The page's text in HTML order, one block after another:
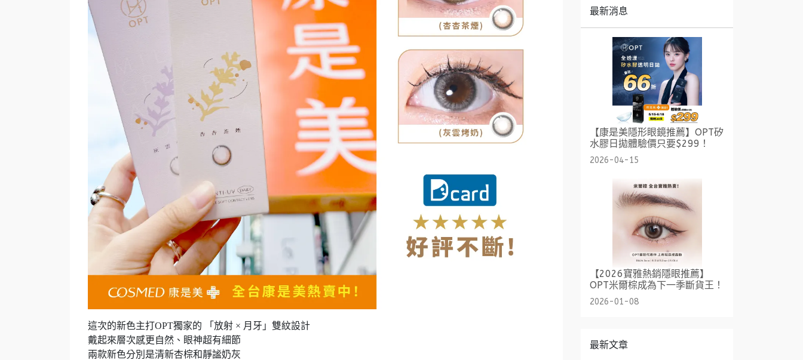
這次的新色主打OPT獨家的 「放射 × 月牙」雙紋設計
戴起來層次感更自然、眼神超有細節
兩款新色分別是清新杏棕和靜謐奶灰
最新消息
【康是美隱形眼鏡推薦】OPT矽
水膠日拋體驗價只要$299！
2026-04-15
【2026寶雅熱銷隱眼推薦】
OPT米爾棕成為下一季斷貨王！
2026-01-08
最新文章